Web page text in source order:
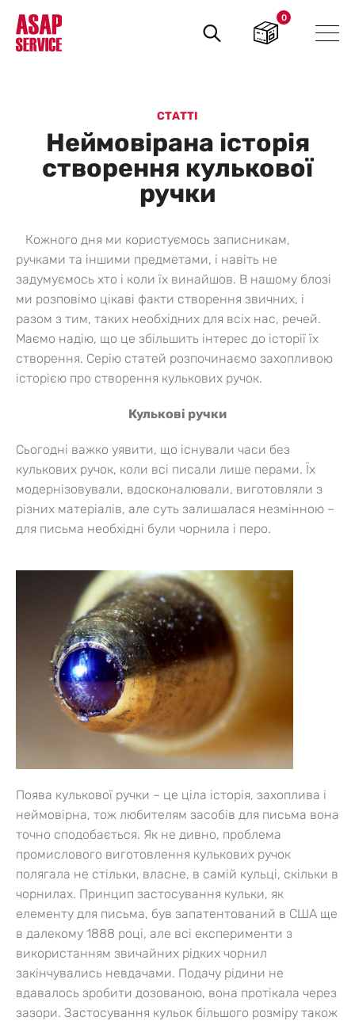
Пошук
товарів
0
СТАТТІ
Неймовірана історія
створення кулькової
ручки
Кожного дня ми користуємось записникам,
ручками та іншими предметами, і навіть не
задумуємось хто і коли їх винайшов. В нашому блозі
ми розповімо цікаві факти створення звичних, і
разом з тим, таких необхідних для всіх нас, речей.
Маємо надію, що це збільшить інтерес до історії їх
створення. Серію статей розпочинаємо захопливою
історією про створення кулькових ручок.
Кулькові ручки
Сьогодні важко уявити, що існували часи без
кулькових ручок, коли всі писали лише перами. Їх
модернізовували, вдосконалювали, виготовляли з
різних матеріалів, але суть залишалася незмінною –
для письма необхідні були чорнила і перо.
Поява кулькової ручки – це ціла історія, захоплива і
неймовірна, тож любителям засобів для письма вона
точно сподобається. Як не дивно, проблема
промислового виготовлення кулькових ручок
полягала не стільки, власне, в самій кульці, скільки в
чорнилах. Принцип застосування кульки, як
елементу для письма, був запатентований в США ще
в далекому 1888 році, але всі експерименти з
використанням звичайних рідких чорнил
закінчувались невдачами. Подачу рідини не
вдавалось зробити дозованою, вона протікала через
зазори. Застосування кульок більшого розміру також